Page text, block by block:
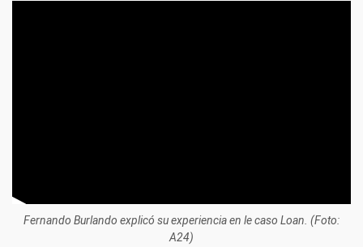
Fernando Burlando explicó su experiencia en le caso Loan. (Foto:
A24)